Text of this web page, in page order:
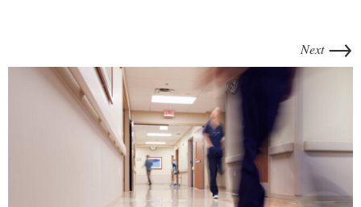
Next →